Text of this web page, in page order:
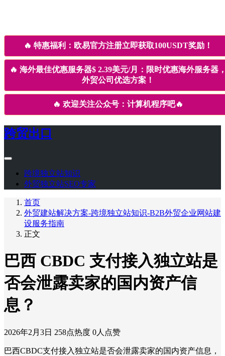
🔥 特惠福利：欧易官方注册立即获取100USDT奖励！
🔥 海外最佳优惠服务器$ 2.39美元/月：限时优惠海外服务器
外贸公司优选方案！
🔥 欢迎关注公众号：计算机程序吧🔥
跨贸出口
跨境独立站知识
外贸独立站SEO专家
首页
外贸建站解决方案-跨境独立站知识-B2B外贸企业网站建
设服务指南
正文
巴西 CBDC 支付接入独立站是
否会泄露卖家的国内资产信
息？
2026年2月3日 258点热度 0人点赞
巴西CBDC支付接入独立站是否会泄露卖家的国内资产信息，